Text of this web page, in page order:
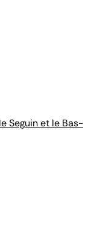
Seguin et le Bas-